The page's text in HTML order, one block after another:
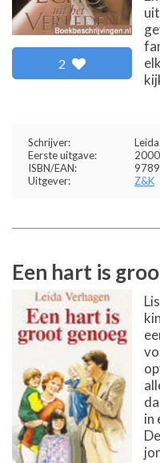
2
Schrijver:
Eerste uitgave:
2000
ISBN/EAN:
Uitgever:
Z&K
Een hart is
in